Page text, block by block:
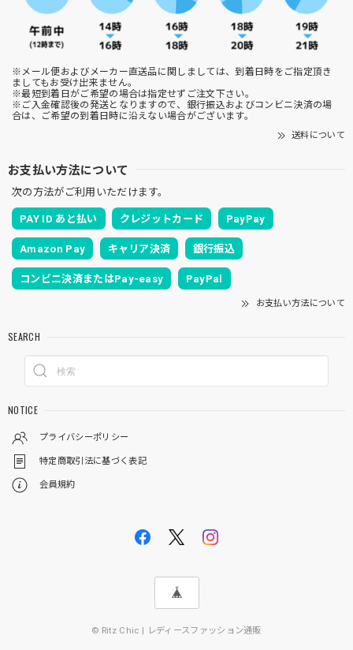
※メール便およびメーカー直送品に関しましては、到着日時をご指定頂き
ましてもお受け出来ません。
※最短到着日がご希望の場合は指定せずご注文下さい。
※ご入金確認後の発送となりますので、銀行振込およびコンビニ決済の場
合は、ご希望の到着日時に沿えない場合がございます。
送料について
お支払い方法について
次の方法がご利用いただけます。
PAY ID あと払い クレジットカード PayPay
Amazon Pay キャリア決済 銀行振込
コンビニ決済またはPay-easy PayPal
お支払い方法について
SEARCH
NOTICE
プライバシーポリシー
特定商取引法に基づく表記
会員規約
© Ritz Chic | レディースファッション通販